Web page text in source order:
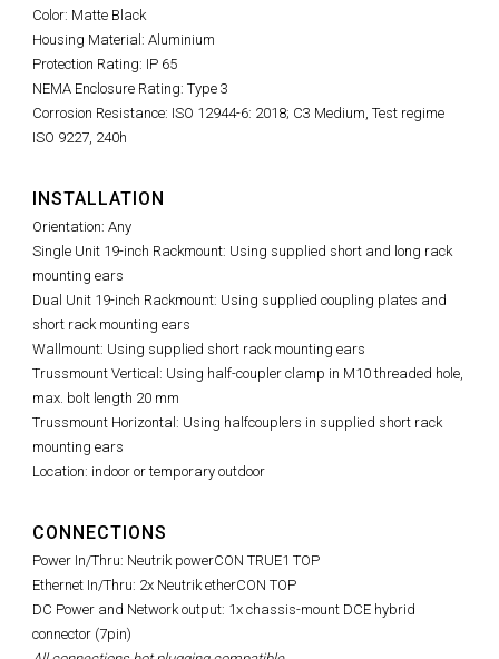
Color: Matte Black
Housing Material: Aluminium
Protection Rating: IP 65
NEMA Enclosure Rating: Type 3
Corrosion Resistance: ISO 12944-6: 2018; C3 Medium, Test regime
ISO 9227, 240h
INSTALLATION
Orientation: Any
Single Unit 19-inch Rackmount: Using supplied short and long rack
mounting ears
Dual Unit 19-inch Rackmount: Using supplied coupling plates and
short rack mounting ears
Wallmount: Using supplied short rack mounting ears
Trussmount Vertical: Using half-coupler clamp in M10 threaded hole,
max. bolt length 20 mm
Trussmount Horizontal: Using halfcouplers in supplied short rack
mounting ears
Location: indoor or temporary outdoor
CONNECTIONS
Power In/Thru: Neutrik powerCON TRUE1 TOP
Ethernet In/Thru: 2x Neutrik etherCON TOP
DC Power and Network output: 1x chassis-mount DCE hybrid
connector (7pin)